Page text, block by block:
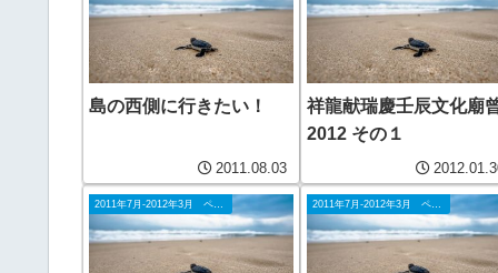
島の西側に行きたい！
2011.08.03
祥龍献瑞慶壬辰文化廟
2012 その１
2011年7月-2012年3月 ペナン 2011年7月-2012年3月 ペナン